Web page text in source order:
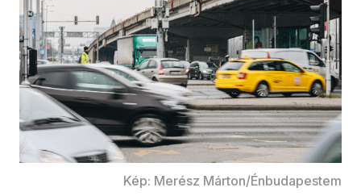
Kép: Merész Márton/Énbudapestem